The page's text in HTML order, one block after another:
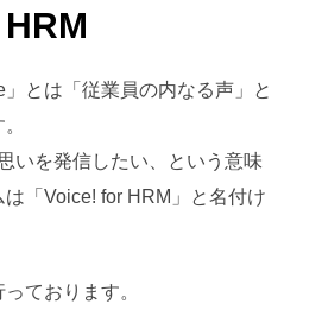
とは「従業員の内なる声」と
いを発信したい、という意味
「Voice! for HRM」と名付け
ております。